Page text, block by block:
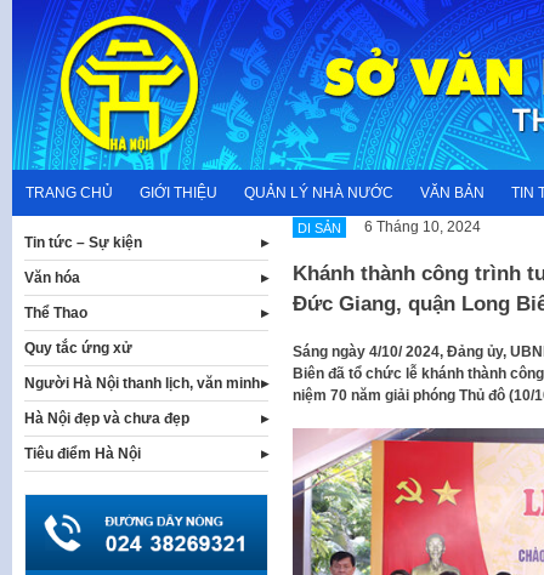
content
TRANG CHỦ GIỚI THIỆU QUẢN LÝ NHÀ NƯỚC VĂN BẢN TIN
DI SẢN 6 Tháng 10, 2024
Khánh thành công trình
Đức Giang, quận Long
Sáng ngày 4/10/ 2024, Đảng ủy,
Biên đã tổ chức lễ khánh thành
niệm 70 năm giải phóng Thủ đô (10/
Tin tức – Sự kiện
Văn hóa
Thể Thao
Quy tắc ứng xử
Người Hà Nội thanh lịch, văn minh
Hà Nội đẹp và chưa đẹp
Tiêu điểm Hà Nội